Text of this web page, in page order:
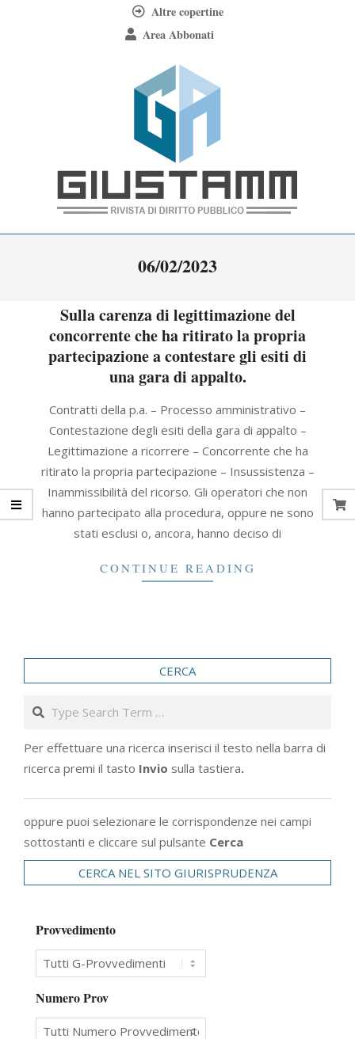
Altre copertine
Area Abbonati
Giustamm
06/02/2023
Sulla carenza di legittimazione del
concorrente che ha ritirato la propria
partecipazione a contestare gli esiti di
una gara di appalto.
02-Contratti della p.a. – Processo amministrativo –
Contestazione degli esiti della gara di appalto –
Legittimazione a ricorrere – Concorrente che ha
ritirato la propria partecipazione – Insussistenza –
Inammissibilità del ricorso. Gli operatori che non
hanno partecipato alla procedura, oppure ne sono
stati esclusi o, ancora, hanno deciso di
CONTINUE READING
CERCA
Search
Per effettuare una ricerca inserisci il testo nella barra di
ricerca premi il tasto Invio sulla tastiera.
oppure puoi selezionare le corrispondenze nei campi
sottostanti e cliccare sul pulsante Cerca
CERCA NEL SITO GIURISPRUDENZA
Provvedimento
Numero Prov